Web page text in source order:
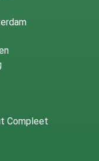
Compleet